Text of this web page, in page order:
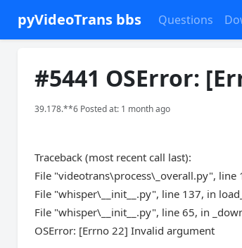
pyVideoTrans bbs Questions
#5441 OSError:
39.178.**6 Posted at: 1 month ago
Traceback (most recent call last):
File "videotrans\process\_overall.py", line
File "whisper\__init__.py", line 137, in
File "whisper\__init__.py", line 65, in
OSError: [Errno 22] Invalid argument